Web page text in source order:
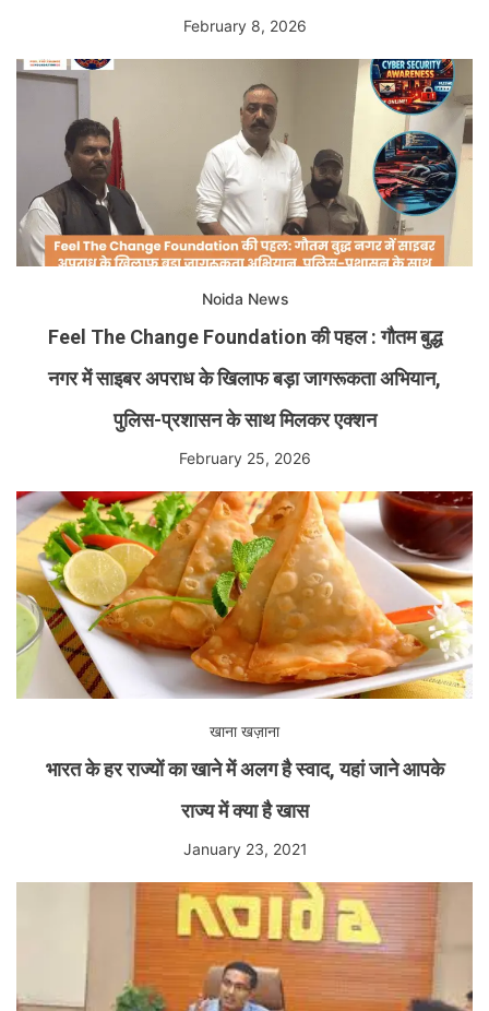
February 8, 2026
Noida News
Feel The Change Foundation की पहल : गौतम बुद्ध
नगर में साइबर अपराध के खिलाफ बड़ा जागरूकता अभियान,
पुलिस-प्रशासन के साथ मिलकर एक्शन
February 25, 2026
खाना खज़ाना
भारत के हर राज्यों का खाने में अलग है स्वाद, यहां जाने आपके
राज्य में क्या है खास
January 23, 2021